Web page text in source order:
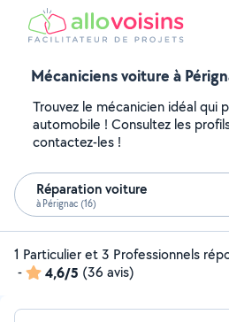
Mécaniciens voiture à
Trouvez le mécanicien idéal qui
automobile ! Consultez les
contactez-les !
Réparation voiture
à Pérignac (16)
1 Particulier et 3 Professionnels
-
4,6/5 (36 avis)